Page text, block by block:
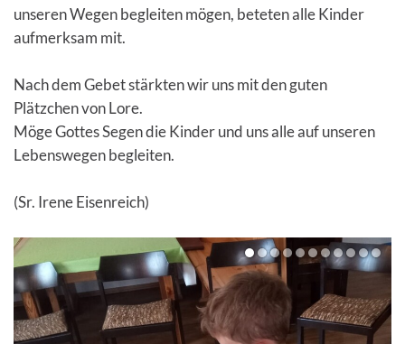
unseren Wegen begleiten mögen, beteten alle Kinder
aufmerksam mit.
Nach dem Gebet stärkten wir uns mit den guten
Plätzchen von Lore.
Möge Gottes Segen die Kinder und uns alle auf unseren
Lebenswegen begleiten.
(Sr. Irene Eisenreich)